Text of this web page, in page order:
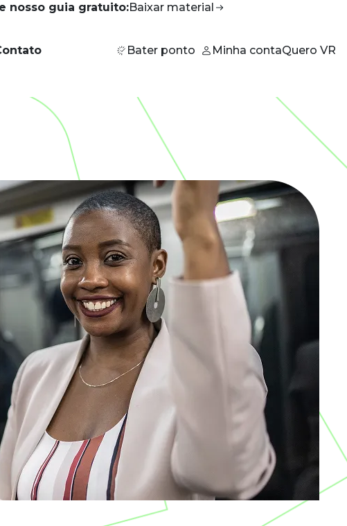
nosso guia gratuito:Baixar material
Bater ponto Minha contaQuero VR